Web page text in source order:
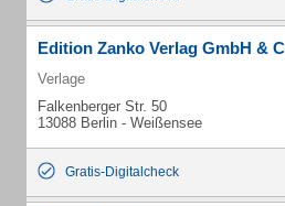
Edition Zanko Verlag GmbH &
Verlage
Falkenberger Str. 50
13088 Berlin - Weißensee
Gratis-Digitalcheck